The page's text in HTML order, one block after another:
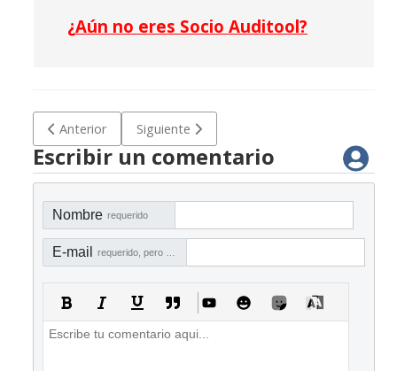
¿Aún no eres Socio Auditool?
Artículo anterior: D-PAP 003 Matriz de riesgos y programa
Anterior Artículo siguiente: D-PAP 009 Matriz de
Siguiente
Escribir un comentario
Nombre requerido
E-mail